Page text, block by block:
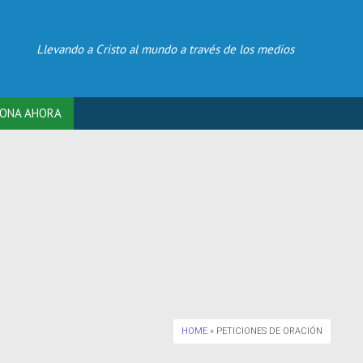
Llevando a Cristo al mundo a través de los medios
AHORA
HOME » PETICIONES DE ORACIÓN